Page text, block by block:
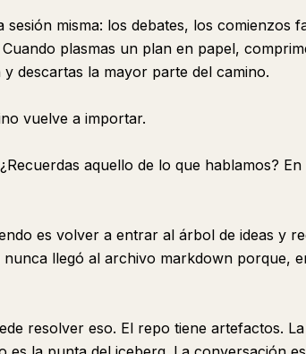
misma: los debates, los comienzos
plasmas un plan en papel,
descartas la mayor parte del camino.
vuelve a importar.
aquello de lo que hablamos?
es volver a entrar al árbol de ideas y
nunca llegó al archivo markdown porque,
resolver eso. El repo tiene artefactos.